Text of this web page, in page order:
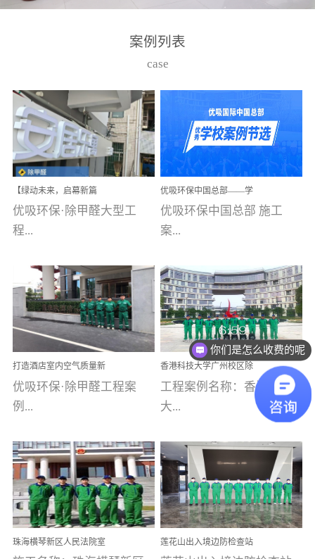
高技能的团队。汇聚了众
取得了多项产品技术专利
和多项国家版权局著作
权，获得高新技术企业称
号。生产优势自主生产自
给自足，优吸公司于2015
在广州番禺区成功建立产
品线生产基地，工厂拥有
自动化生产设备和成熟的
选择源头源材料、严控产
品质量，我们每一批的生
产产品都经过严格的质检
程序；生产车间为优吸总
部和全国分支机构生产光
触媒、净醛王、祛味剂等
优吸系列产品，保质保量
完成生产任务，确保全国
求。资质优势团队优势分
支优势优吸环保是一棵正
茁壮成长的树，只要我们
人人都爱护她、珍惜她、
她将越来越枝繁叶茂，终
将会成为一棵参天大树！
案例列表
case
【绿动未来，启幕新篇
章】优吸环保中标深圳安
居乐寓，超大型工装室内
空气治理项目顺利启航，
优吸环保·除甲醛大型工
程...
案例【深圳安居乐寓】室
内空气治理项目深圳安居
乐寓 深圳市安居乐寓
为深圳安居集团旗下城...
优吸环保中国总部——学
校施工案例(节选)
优吸环保中国总部 施工
案...
例(学校工装节选)广州南沙
小学(珠江湾校区)项目地
址：广州市南沙区海滨路
南沙珠江湾江门市蓬江区
禾...
打造酒店室内空气质量新
标杆——优吸环保·标杆之
作：东莞美豪雅致酒店室
内空气治理工程纪实
优吸环保·除甲醛工程案
例...
【东莞美豪雅致酒店】室
内空气治理项目东莞美豪
雅致酒店 东莞美豪雅
致酒店是为中高端人士...
香港科技大学广州校区除
甲醛项目圆满完成
工程案例名称：香港科技
大...
学广州校区室内空气治
理 工程案例地址：广
州南沙区·香港科技大学(广
州)校区 工程案...
珠海横琴新区人民法院室
内除甲醛空气治理项目
莲花山出入境边防检查站
室内除甲醛空气治理项目
你们是怎么收费的呢
现在有优惠活动吗